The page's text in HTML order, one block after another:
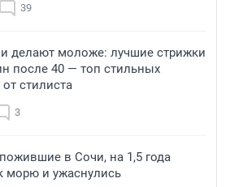
39
делают моложе: лучшие стрижки
после 40 — топ стильных
стилиста
3
в Сочи, на 1,5 года
морю и ужаснулись